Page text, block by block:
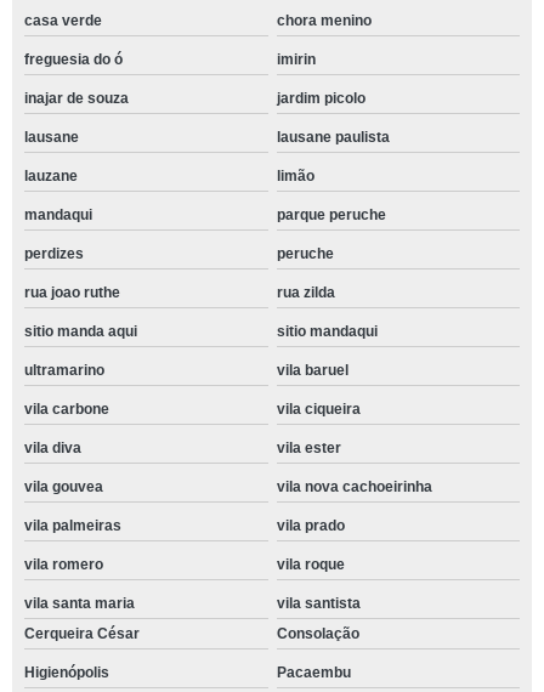
casa verde chora menino
freguesia do ó imirin
inajar de souza jardim picolo
lausane lausane paulista
lauzane limão
mandaqui parque peruche
perdizes peruche
rua joao ruthe rua zilda
sitio manda aqui sitio mandaqui
ultramarino vila baruel
vila carbone vila ciqueira
vila diva vila ester
vila gouvea vila nova cachoeirinha
vila palmeiras vila prado
vila romero vila roque
vila santa maria
vila santista
Cerqueira César
Consolação
Higienópolis Pacaembu